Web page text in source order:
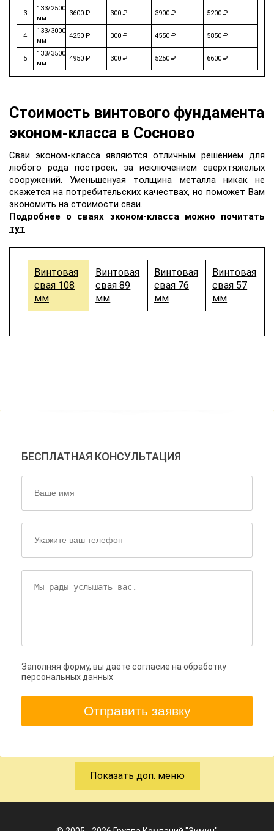
3
133/2500
мм
3600 ₽ 300 ₽ 3900 ₽ 5200 ₽
4
133/3000
мм
4250 ₽ 300 ₽ 4550 ₽ 5850 ₽
5
133/3500
мм
4950 ₽ 300 ₽ 5250 ₽ 6600 ₽
Стоимость винтового фундамента
эконом-класса в Сосново
Сваи эконом-класса являются отличным решением для
любого рода построек, за исключением сверхтяжелых
сооружений. Уменьшенyая толщина металла никак не
скажется на потребительских качеcтвах, но поможет Вам
экономить на стоимости сваи.
Подробнее о сваях эконом-класса можно почитать
тут
Винтовая
свая 108
мм
Винтовая
свая 89
мм
Винтовая
свая 76
мм
Винтовая
свая 57
мм
БЕСПЛАТНАЯ КОНСУЛЬТАЦИЯ
Заполняя форму, вы даёте согласие на обработку
персональных данных
Отправить заявку
Показать доп. меню